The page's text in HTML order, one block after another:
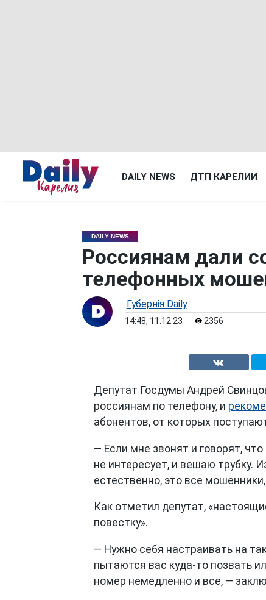
DAILY NEWS ДТП КАРЕЛИИ
DAILY NEWS
Россиянам дали
телефонных
Губернiя Daily
14:48, 11.12.23 2356
Депутат Госдумы Андрей
россиянам по телефону, и
абонентов, от которых
— Если мне звонят и говорят,
не интересует, и вешаю трубку.
естественно, это все
Как отметил депутат,
повестку».
— Нужно себя настраивать на
пытаются вас куда-то позвать
номер немедленно и всё, —